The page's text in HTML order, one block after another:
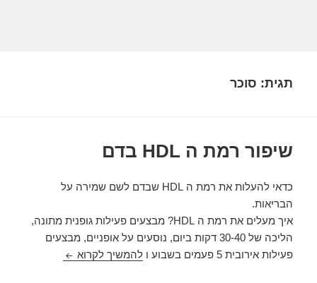
תגית: סוכר
שיפור רמת ה HDL בדם
כדאי להעלות את רמת ה HDL שבדם לשם שמירה על
הבריאות.
איך מעלים את רמת ה HDL? מבצעים פעילות גופנית מתונה,
הליכה של 30-40 דקות ביום, נוסעים על אופניים, מבצעים
פעילות אירובית 5 פעמים בשבוע ו
להמשיך לקרוא שיפור רמת ה HDL בדם